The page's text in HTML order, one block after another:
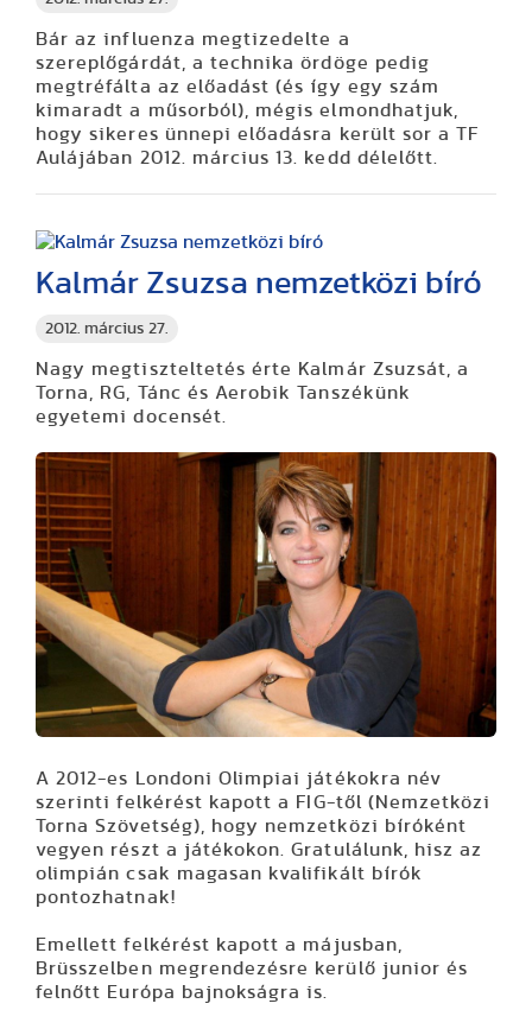
Bár az influenza megtizedelte a
szereplőgárdát, a technika ördöge pedig
megtréfálta az előadást (és így egy szám
kimaradt a műsorból), mégis elmondhatjuk,
hogy sikeres ünnepi előadásra került sor a TF
Aulájában 2012. március 13. kedd délelőtt.
2012. március 27.
Kalmár Zsuzsa nemzetközi bíró
Nagy megtiszteltetés érte Kalmár Zsuzsát, a
Torna, RG, Tánc és Aerobik Tanszékünk
egyetemi docensét.
A 2012-es Londoni Olimpiai játékokra név
szerinti felkérést kapott a FIG-től (Nemzetközi
Torna Szövetség), hogy nemzetközi bíróként
vegyen részt a játékokon. Gratulálunk, hisz az
olimpián csak magasan kvalifikált bírók
pontozhatnak!
Emellett felkérést kapott a májusban,
Brüsszelben megrendezésre kerülő junior és
felnőtt Európa bajnokságra is.